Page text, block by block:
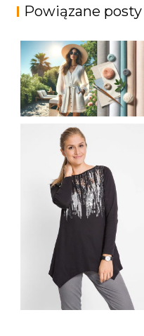
Powiązane posty
JAK STYLOWO
PRZETRWAĆ UPALNE
DNI: NAJLEPSZE
MATERIAŁY I KROJE
NA LATO